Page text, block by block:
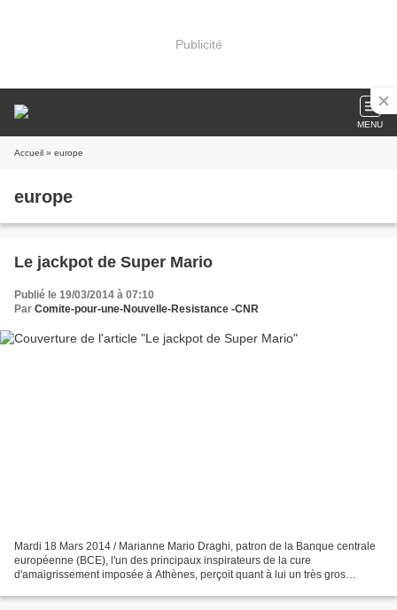
Publicité
MENU
Accueil » europe
europe
Le jackpot de Super Mario
Publié le 19/03/2014 à 07:10
Par Comite-pour-une-Nouvelle-Resistance -CNR
Mardi 18 Mars 2014 / Marianne Mario Draghi, patron de la Banque centrale
européenne (BCE), l'un des principaux inspirateurs de la cure
d'amaigrissement imposée à Athènes, perçoit quant à lui un très gros